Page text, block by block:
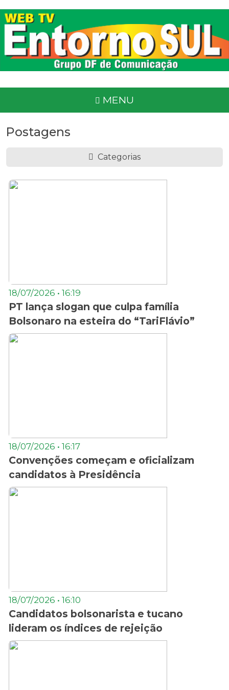
MENU
Postagens
Categorias
18/07/2026 • 16:19
PT lança slogan que culpa família
Bolsonaro na esteira do “TariFlávio”
18/07/2026 • 16:17
Convenções começam e oficializam
candidatos à Presidência
18/07/2026 • 16:10
Candidatos bolsonarista e tucano
lideram os índices de rejeição